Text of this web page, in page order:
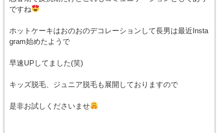
ですね
ホットケーキはおのおのデコレーションして長男は最近Insta
gram始めたようで
早速UPしてました(笑)
キッズ脱毛、ジュニア脱毛も展開しておりますので
是非お試しくださいませ